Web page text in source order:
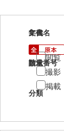
井
井
井
1
文書名
請求番号
分類
年代
数量
閲覧
撮影
掲載